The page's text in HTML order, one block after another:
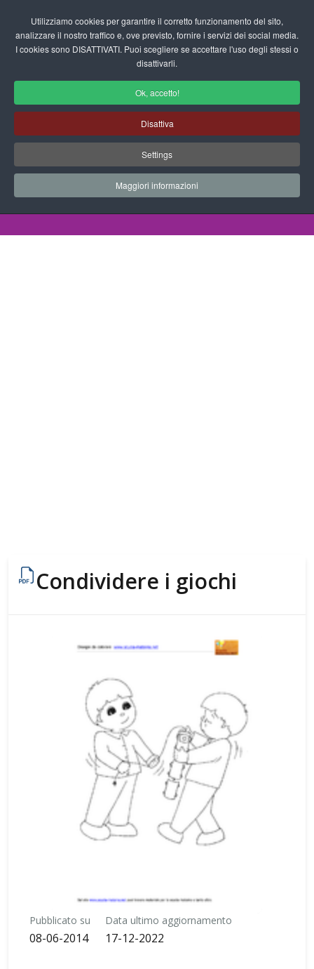
Utilizziamo cookies per garantire il corretto funzionamento del sito,
analizzare il nostro traffico e, ove previsto, fornire i servizi dei social media.
I cookies sono DISATTIVATI. Puoi scegliere se accettare l'uso degli stessi o
disattivarli.
Ok, accetto!
Disattiva
Settings
Maggiori informazioni
fas
Progetto Accoglienza per la Scuola
dell'Infanzia
Schede didattiche - Progetto Accoglienza
Schede Didattiche
Condividere i giochi
Pubblicato su
08-06-2014
Data ultimo aggiornamento
17-12-2022